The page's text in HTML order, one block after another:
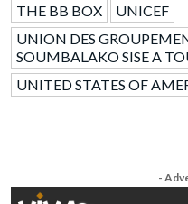
THE BB BOX
UNICEF
UNION DES
SOUMBALAKO SISE A
UNITED STATES OF
-